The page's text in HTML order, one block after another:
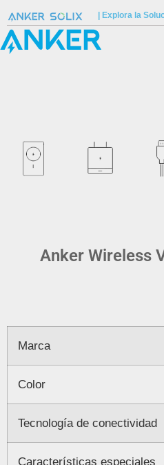
| Explora la
Anker Wireless
Marca
Color
Tecnología de conectividad
Características especiales